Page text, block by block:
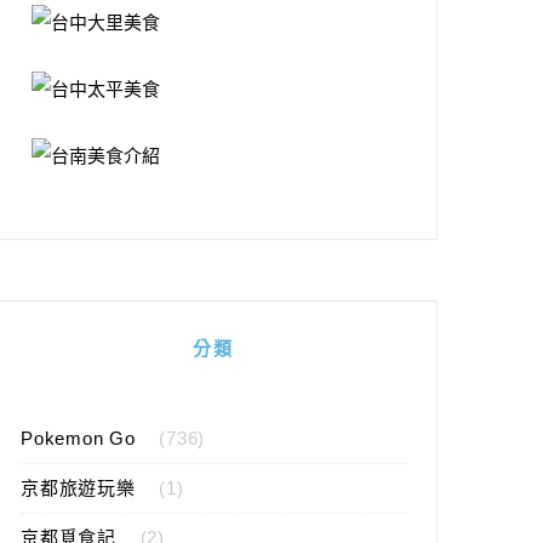
分類
Pokemon Go (736)
京都旅遊玩樂 (1)
京都覓食記 (2)